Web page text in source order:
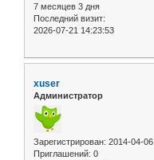
7 месяцев 3 дня
Последний визит:
2026-07-21 14:23:53
xuser
Администратор
Зарегистрирован: 2014-04-06
Приглашений: 0